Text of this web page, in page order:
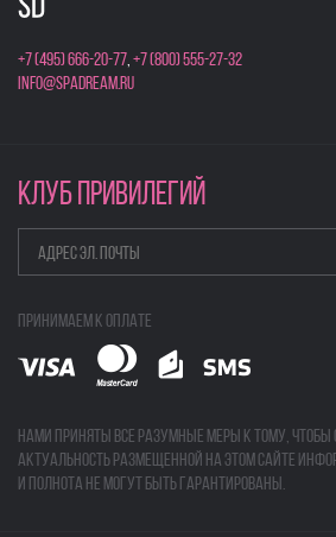
+7 (495) 666-20-77,+7 (800) 555-27-32
info@spadream.ru
КЛУБ ПРИВИЛЕГИЙ
Принимаем к оплате
Нами приняты все разумные меры к тому, чтобы
актуальность размещенной на этом сайте
и полнота не могут быть гарантированы.